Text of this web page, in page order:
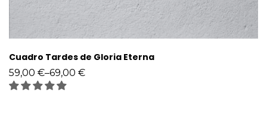
Cuadro Tardes de Gloria Eterna
59,00 €–69,00 €